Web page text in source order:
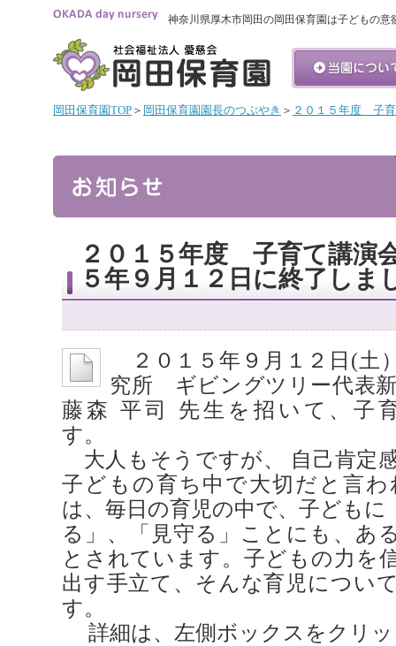
神奈川県厚木市岡田の岡田保育園は子どもの意
岡田保育園TOP ＞ 岡田保育園園長のつぶやき ＞ ２０１５年度 子育
２０１５年度 子育て講演
５年９月１２日に終了しま
２０１５年９月１２日(土
究所 ギビングツリー代表
藤森 平司 先生を招いて、子
す。
大人もそうですが、 自己肯定
子どもの育ち中で大切だと言
は、毎日の育児の中で、子どもに
る」、「見守る」ことにも、あ
とされています。子どもの力を
出す手立て、そんな育児につい
す。
詳細は、左側ボックスをクリ